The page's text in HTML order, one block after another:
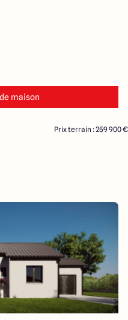
maison
Prix terrain : 259 900 €